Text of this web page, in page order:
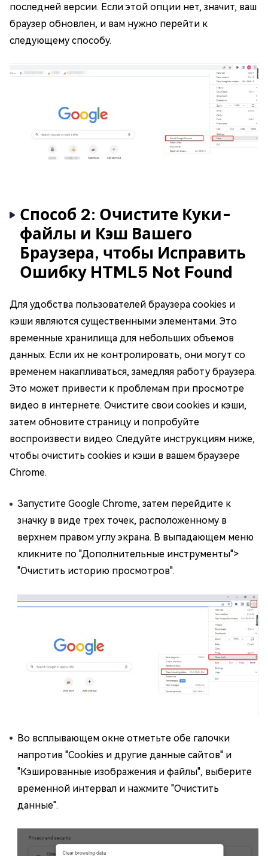
последней версии. Если этой опции нет, значит, ваш
браузер обновлен, и вам нужно перейти к
следующему способу.
Способ 2: Очистите Куки-
файлы и Кэш Вашего
Браузера, чтобы Исправить
Ошибку HTML5 Not Found
Для удобства пользователей браузера cookies и
кэши являются существенными элементами. Это
временные хранилища для небольших объемов
данных. Если их не контролировать, они могут со
временем накапливаться, замедляя работу браузера.
Это может привести к проблемам при просмотре
видео в интернете. Очистите свои cookies и кэши,
затем обновите страницу и попробуйте
воспроизвести видео. Следуйте инструкциям ниже,
чтобы очистить cookies и кэши в вашем браузере
Chrome.
Запустите Google Chrome, затем перейдите к
значку в виде трех точек, расположенному в
верхнем правом углу экрана. В выпадающем меню
кликните по "Дополнительные инструменты">
"Очистить историю просмотров".
Во всплывающем окне отметьте обе галочки
напротив "Cookies и другие данные сайтов" и
"Кэшированные изображения и файлы", выберите
временной интервал и нажмите "Очистить
данные".